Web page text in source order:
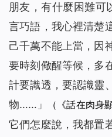
朋友，有什麼困難
言巧語，我心裡清楚
己千萬不能上當，因
要時刻儆醒等候，多
計要識透，要認識靈
物…… 」 （《話在肉身
它們怎麼說，我都置